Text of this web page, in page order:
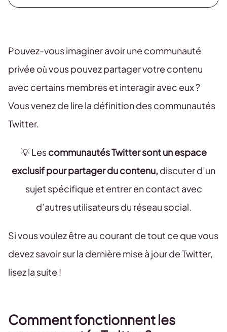
Pouvez-vous imaginer avoir une communauté
privée où vous pouvez partager votre contenu
avec certains membres et interagir avec eux ?
Vous venez de lire la définition des communautés
Twitter.
💡 Lescommunautés Twitter sont un espace
exclusif pour partager du contenu, discuter d’un
sujet spécifique et entrer en contact avec
d’autres utilisateurs du réseau social.
Si vous voulez être au courant de tout ce que vous
devez savoir sur la dernière mise à jour de Twitter,
lisez la suite !
Comment fonctionnent les